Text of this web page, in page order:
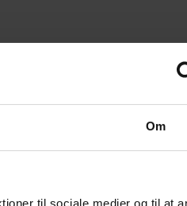
Om
til sociale medier og til at